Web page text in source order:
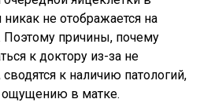
никак не отображается на
причины, почему
к доктору из-за не
к наличию патологий,
ощущению в матке.